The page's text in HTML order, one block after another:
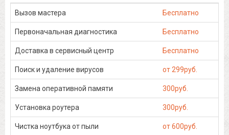
Вызов мастера Бесплатно
Первоначальная диагностика Бесплатно
Доставка в сервисный центр Бесплатно
Поиск и удаление вирусов от 299руб.
Замена оперативной памяти 300руб.
Установка роутера 300руб.
Чистка ноутбука от пыли от 600руб.